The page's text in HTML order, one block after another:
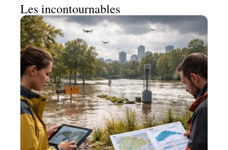
Les incontournables